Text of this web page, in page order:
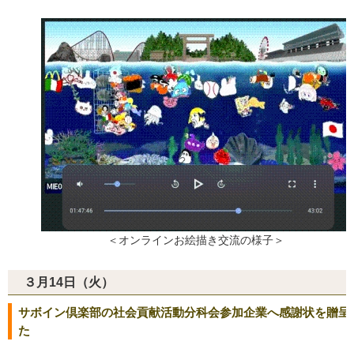
＜オンラインお絵描き交流の様子＞
３月14日（火）
サボイン倶楽部の社会貢献活動分科会参加企業へ感謝状を贈呈
た